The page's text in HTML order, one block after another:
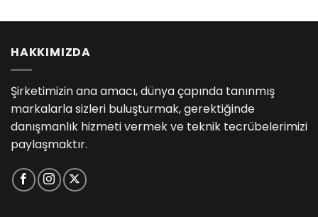
HAKKIMIZDA
Şirketimizin ana amacı, dünya çapında tanınmış
markalarla sizleri buluşturmak, gerektiğinde
danışmanlık hizmeti vermek ve teknik tecrübelerimizi
paylaşmaktır.